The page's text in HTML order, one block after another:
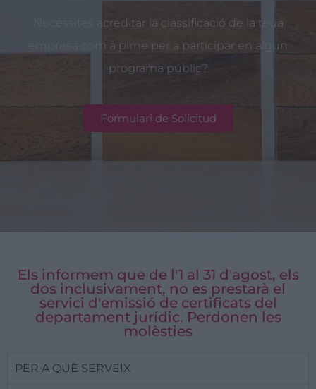
Necessites acreditar la classificació de la teua
empresa com a pime per a participar en algun
programa públic?
Formulari de Solicitud
Els informem que de l'1 al 31 d'agost, els
dos inclusivament, no es prestarà el
servici d'emissió de certificats del
departament jurídic. Perdonen les
molèsties
PER A QUÈ SERVEIX